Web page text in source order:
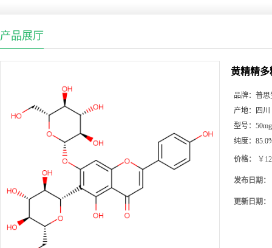
产品展厅
黄精精多
品牌： 普思
产地：
四川
型号： 50mg
纯度：
价格： ￥
发布日期：
更新日期：